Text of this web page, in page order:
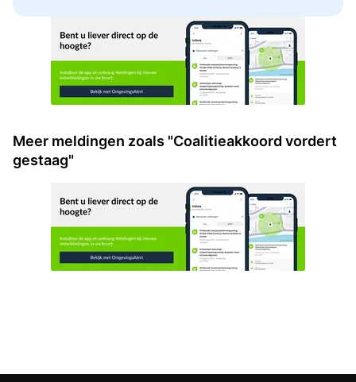
Meer meldingen zoals "Coalitieakkoord vordert
gestaag"